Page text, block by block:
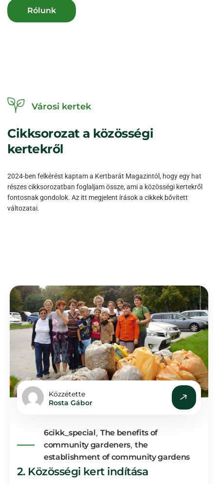
Rólunk
Városi kertek
Cikksorozat a közösségi
kertekről
2024-ben felkérést kaptam a Kertbarát Magazintól, hogy egy hat
részes cikksorozatban foglaljam össze, ami a közösségi kertekről
fontosnak gondolok. Az itt megjelent írások a cikkek bővített
változatai.
Közzétette
Rosta Gábor
6cikk_special, The benefits of
community gardeners, the
establishment of community gardens
2. Közösségi kert indítása